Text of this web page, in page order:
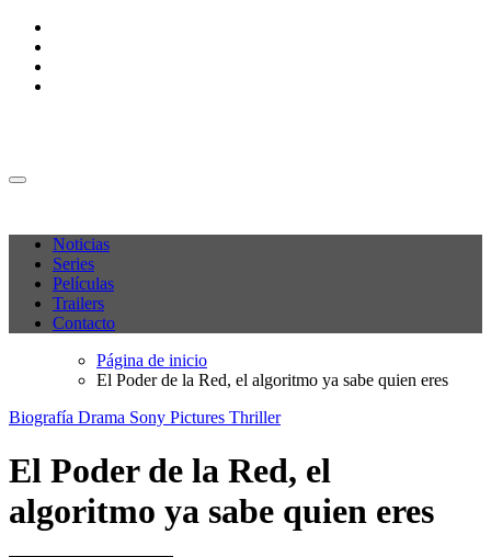
contenido
Noticias
Series
Películas
Trailers
Contacto
Página de inicio
El Poder de la Red, el algoritmo ya sabe quien eres
Biografía Drama Sony Pictures Thriller
El Poder de la Red, el
algoritmo ya sabe quien eres